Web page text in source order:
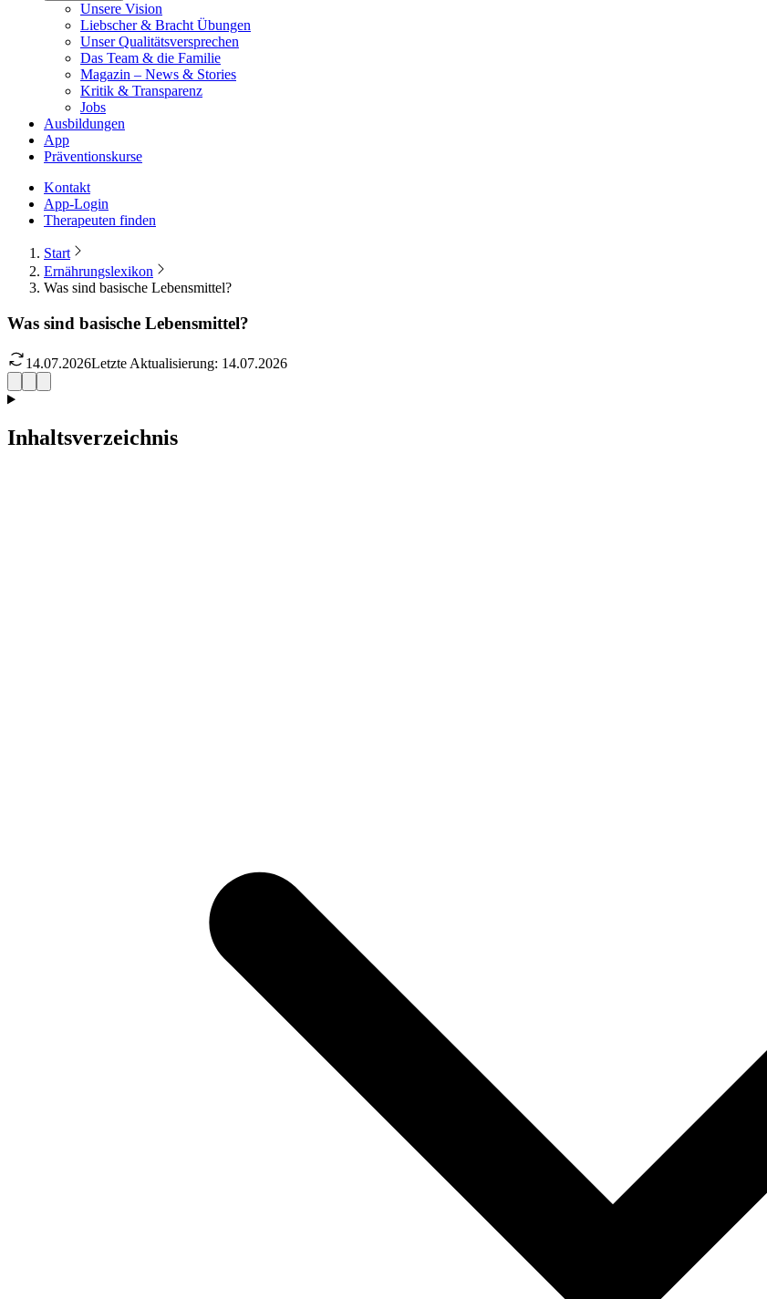
Unsere Vision
Liebscher & Bracht Übungen
Unser Qualitätsversprechen
Das Team & die Familie
Magazin – News & Stories
Kritik & Transparenz
Jobs
Ausbildungen
App
Präventionskurse
Kontakt
App-Login
Therapeuten finden
Start
Ernährungslexikon
Was sind basische Lebensmittel?
Was sind basische Lebensmittel?
14.07.2026Letzte Aktualisierung: 14.07.2026
Inhaltsverzeichnis